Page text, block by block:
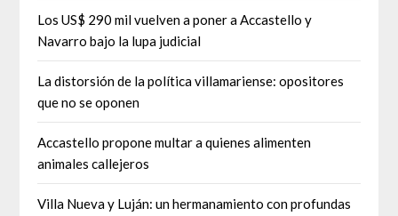
Los US$ 290 mil vuelven a poner a Accastello y
Navarro bajo la lupa judicial
La distorsión de la política villamariense: opositores
que no se oponen
Accastello propone multar a quienes alimenten
animales callejeros
Villa Nueva y Luján: un hermanamiento con profundas